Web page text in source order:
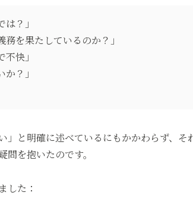
？」
を果たしているのか？」
快」
？」
」と明確に述べているにもかかわらず、そ
を抱いたのです。
した：